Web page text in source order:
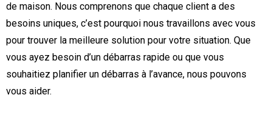
de maison. Nous comprenons que chaque client a des
besoins uniques, c’est pourquoi nous travaillons avec vous
pour trouver la meilleure solution pour votre situation. Que
vous ayez besoin d’un débarras rapide ou que vous
souhaitiez planifier un débarras à l’avance, nous pouvons
vous aider.